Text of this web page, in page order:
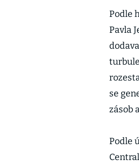
Podle
Pavla
se
zásob
Podle